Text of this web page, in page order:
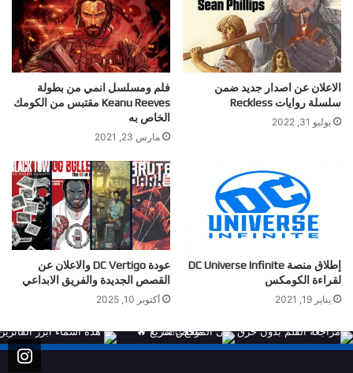
الاعلان عن اصدار جديد ضمن
سلسلة روايات Reckless
يوليو 31, 2022
فلم ومسلسل انمي من بطولة
Keanu Reeves مقتبس من الكومك
الخاص به
مارس 23, 2021
إطلاق منصة DC Universe Infinite
لقراءة الكومكس
يناير 19, 2021
عودة DC Vertigo والاعلان عن
القصص الجديدة والفريق الابداعي
أكتوبر 10, 2025